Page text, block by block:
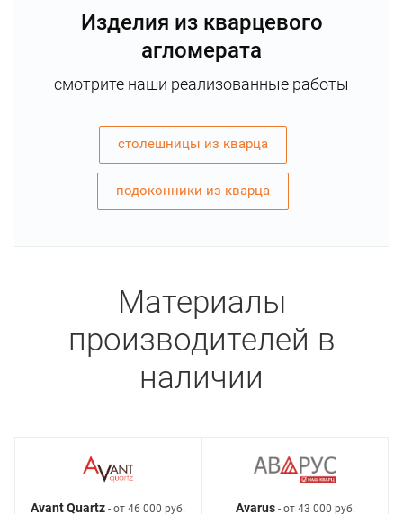
Изделия из кварцевого
агломерата
смотрите наши реализованные работы
столешницы из кварца
подоконники из кварца
Материалы
производителей в
наличии
Avant Quartz - от 46 000 руб. Avarus- от 43 000 руб.